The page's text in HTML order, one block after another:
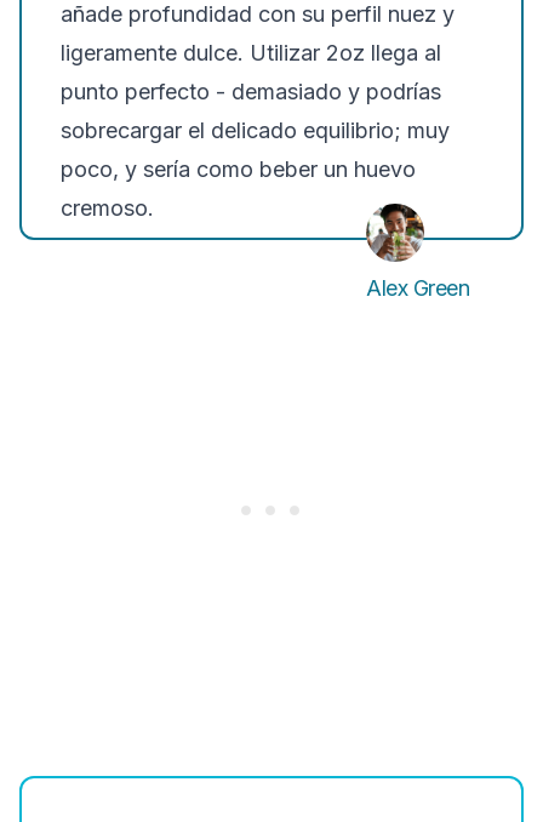
añade profundidad con su perfil nuez y
ligeramente dulce. Utilizar 2oz llega al
punto perfecto - demasiado y podrías
sobrecargar el delicado equilibrio; muy
poco, y sería como beber un huevo
cremoso.
Alex Green